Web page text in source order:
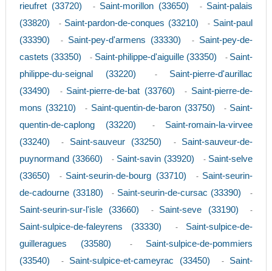
rieufret (33720)
- Saint-morillon (33650) - Saint-palais
(33820)
- Saint-pardon-de-conques (33210) - Saint-paul
(33390)
- Saint-pey-d'armens (33330) - Saint-pey-de-
castets (33350)
- Saint-philippe-d'aiguille (33350) - Saint-
philippe-du-seignal (33220)
- Saint-pierre-d'aurillac
(33490)
- Saint-pierre-de-bat (33760) - Saint-pierre-de-
mons (33210)
- Saint-quentin-de-baron (33750) - Saint-
quentin-de-caplong (33220)
- Saint-romain-la-virvee
(33240)
- Saint-sauveur (33250) - Saint-sauveur-de-
puynormand (33660)
- Saint-savin (33920) - Saint-selve
(33650)
- Saint-seurin-de-bourg (33710) - Saint-seurin-
de-cadourne (33180)
- Saint-seurin-de-cursac (33390) -
Saint-seurin-sur-l'isle (33660) - Saint-seve (33190) -
Saint-sulpice-de-faleyrens (33330) - Saint-sulpice-de-
guilleragues (33580)
- Saint-sulpice-de-pommiers
(33540)
- Saint-sulpice-et-cameyrac (33450) - Saint-